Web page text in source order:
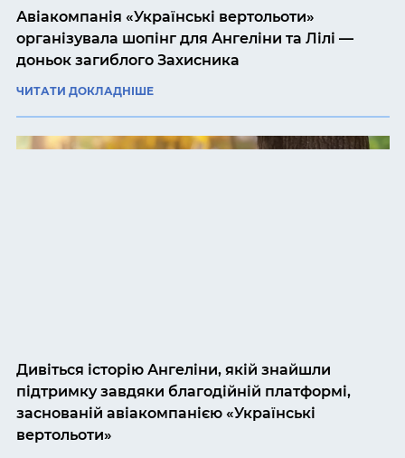
Авіакомпанія «Українські вертольоти»
організувала шопінг для Ангеліни та Лілі —
доньок загиблого Захисника
ЧИТАТИ ДОКЛАДНІШЕ
Дивіться історію Ангеліни, якій знайшли
підтримку завдяки благодійній платформі,
заснованій авіакомпанією «Українські
вертольоти»